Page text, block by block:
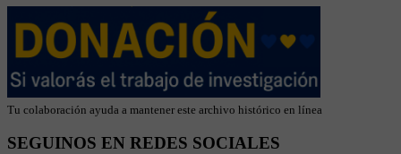
Tu colaboración ayuda a mantener este archivo histórico en línea
SEGUINOS EN REDES SOCIALES